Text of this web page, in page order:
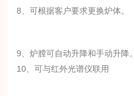
8、可根据客户要求更换炉体。
9、炉膛可自动升降和手动升降。
10、可与红外光谱仪联用